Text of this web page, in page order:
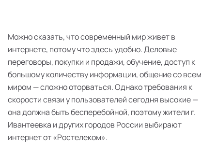
Можно сказать, что современный мир живет в
интернете, потому что здесь удобно. Деловые
переговоры, покупки и продажи, обучение, доступ к
большому количеству информации, общение со всем
миром — сложно оторваться. Однако требования к
скорости связи у пользователей сегодня высокие —
она должна быть бесперебойной, поэтому жители г.
Ивантеевка и других городов России выбирают
интернет от «Ростелеком».